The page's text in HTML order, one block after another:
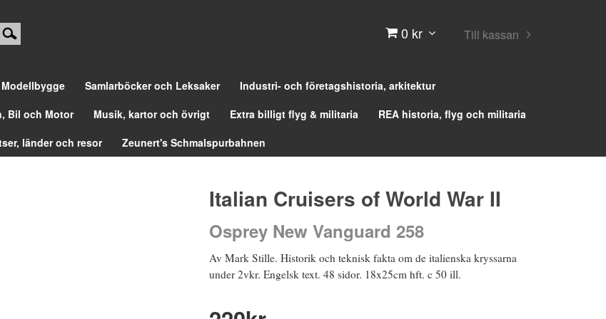
0 kr Till kassan
Modellbygge Samlarböcker och Leksaker
Industri- och företagshistoria, arkitektur
Bil och Motor Musik, kartor och övrigt Extra billigt flyg & militaria
REA historia, flyg och militaria
länder och resor Zeunert's Schmalspurbahnen
Italian Cruisers of World War II
Osprey New Vanguard 258
Av Mark Stille. Historik och teknisk fakta om de italienska kryssarna
under 2vkr. Engelsk text. 48 sidor. 18x25cm hft. c 50 ill.